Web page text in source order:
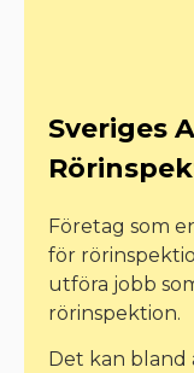
Sveriges
Företag som
för
utföra jobb
rörinspektion.
Det kan bland